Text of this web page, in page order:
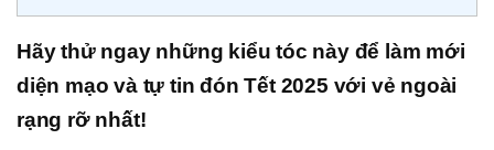
Hãy thử ngay những kiểu tóc này để làm mới
diện mạo và tự tin đón Tết 2025 với vẻ ngoài
rạng rỡ nhất!